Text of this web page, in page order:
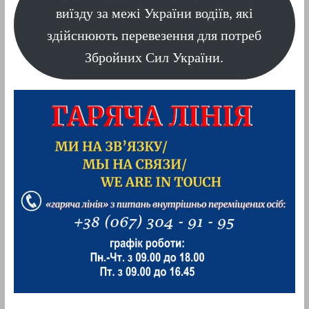
виїзду за межі України водіїв, які
здійснюють перевезення для потреб
Збройних Сил України.